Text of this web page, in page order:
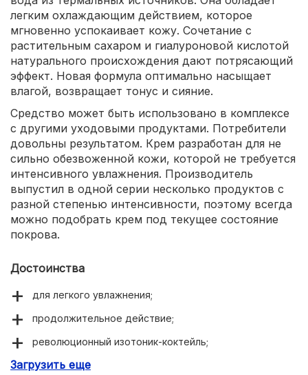
легким охлаждающим действием, которое
мгновенно успокаивает кожу. Сочетание с
растительным сахаром и гиалуроновой кислотой
натурального происхождения дают потрясающий
эффект. Новая формула оптимально насыщает
влагой, возвращает тонус и сияние.
Средство может быть использовано в комплексе
с другими уходовыми продуктами. Потребители
довольны результатом. Крем разработан для не
сильно обезвоженной кожи, которой не требуется
интенсивного увлажнения. Производитель
выпустил в одной серии несколько продуктов с
разной степенью интенсивности, поэтому всегда
можно подобрать крем под текущее состояние
покрова.
Достоинства
для легкого увлажнения;
продолжительное действие;
революционный изотоник-коктейль;
быстрое восстановление гидробаланса.
Загрузить еще